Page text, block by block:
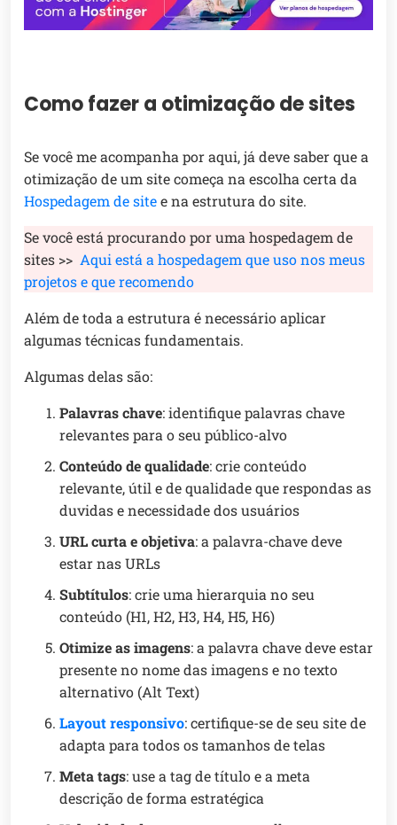
Como fazer a otimização de sites
Se você me acompanha por aqui, já deve saber que a
otimização de um site começa na escolha certa da
Hospedagem de sitee na estrutura do site.
Se você está procurando por uma hospedagem de
sites >> Aqui está a hospedagem que uso nos meus
projetos e que recomendo
Além de toda a estrutura é necessário aplicar
algumas técnicas fundamentais.
Algumas delas são:
Palavras chave: identifique palavras chave
relevantes para o seu público-alvo
Conteúdo de qualidade: crie conteúdo
relevante, útil e de qualidade que respondas as
duvidas e necessidade dos usuários
URL curta e objetiva: a palavra-chave deve
estar nas URLs
Subtítulos: crie uma hierarquia no seu
conteúdo (H1, H2, H3, H4, H5, H6)
Otimize as imagens: a palavra chave deve estar
presente no nome das imagens e no texto
alternativo (Alt Text)
Layout responsivo: certifique-se de seu site de
adapta para todos os tamanhos de telas
Meta tags: use a tag de título e a meta
descrição de forma estratégica